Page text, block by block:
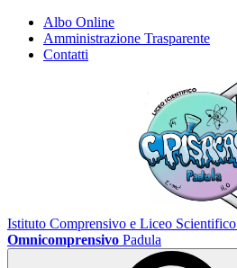
Albo Online
Amministrazione Trasparente
Contatti
Istituto Comprensivo e Liceo Scientifico
Omnicomprensivo Padula